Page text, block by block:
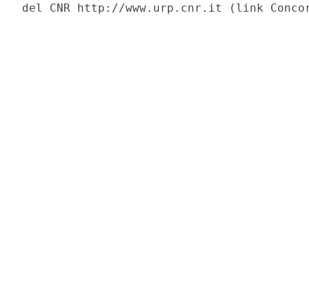
del CNR http://www.urp.cnr.it (link